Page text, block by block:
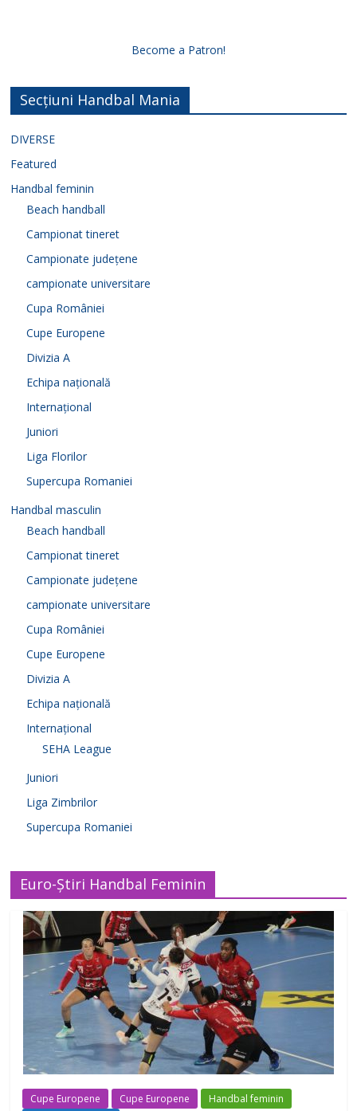
Become a Patron!
Secțiuni Handbal Mania
DIVERSE
Featured
Handbal feminin
Beach handball
Campionat tineret
Campionate județene
campionate universitare
Cupa României
Cupe Europene
Divizia A
Echipa națională
Internațional
Juniori
Liga Florilor
Supercupa Romaniei
Handbal masculin
Beach handball
Campionat tineret
Campionate județene
campionate universitare
Cupa României
Cupe Europene
Divizia A
Echipa națională
Internațional
SEHA League
Juniori
Liga Zimbrilor
Supercupa Romaniei
Euro-Știri Handbal Feminin
Cupe Europene Cupe Europene
Handbal feminin